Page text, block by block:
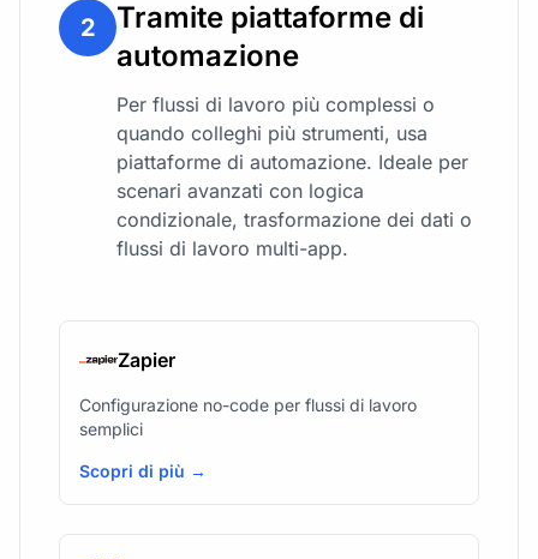
2
Tramite piattaforme di
automazione
Per flussi di lavoro più complessi o
quando colleghi più strumenti, usa
piattaforme di automazione. Ideale per
scenari avanzati con logica
condizionale, trasformazione dei dati o
flussi di lavoro multi-app.
Zapier
Configurazione no-code per flussi di lavoro
semplici
Scopri di più →